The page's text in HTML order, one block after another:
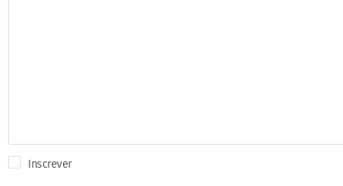
Inscrever